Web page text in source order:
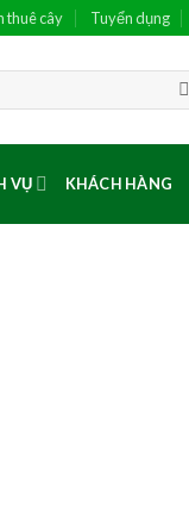
thuê cây Tuyển dụng
VỤ KHÁCH HÀNG